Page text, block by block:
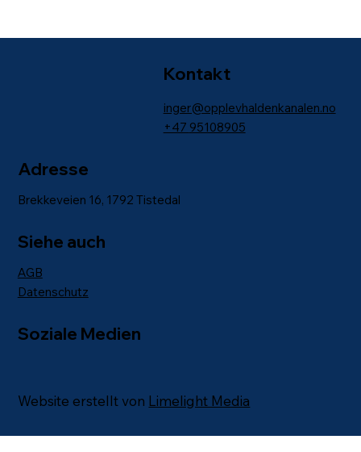
Kontakt
inger@opplevhaldenkanalen.no
+47 95108905
Adresse
Brekkeveien 16, 1792 Tistedal
Soziale Medien
Siehe auch
AGB
Datenschutz
Website erstellt von Limelight Media